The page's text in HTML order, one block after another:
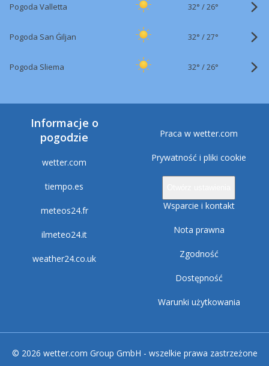
Pogoda Valletta 32° /26°
Pogoda San Ġiljan 32° /27°
Pogoda Sliema 32° /26°
Informacje o
pogodzie
wetter.com
tiempo.es
meteos24.fr
ilmeteo24.it
weather24.co.uk
Praca w wetter.com
Prywatność i pliki cookie
Wsparcie i kontakt
Nota prawna
Zgodność
Dostępność
Warunki użytkowania
© 2026 wetter.com Group GmbH - wszelkie prawa zastrzeżone